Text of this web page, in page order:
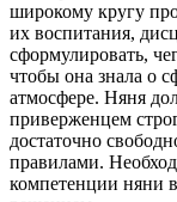
широкому кругу
их воспитания,
сформулировать,
чтобы она знала о
атмосфере. Няня
приверженцем
достаточно
правилами.
компетенции няни